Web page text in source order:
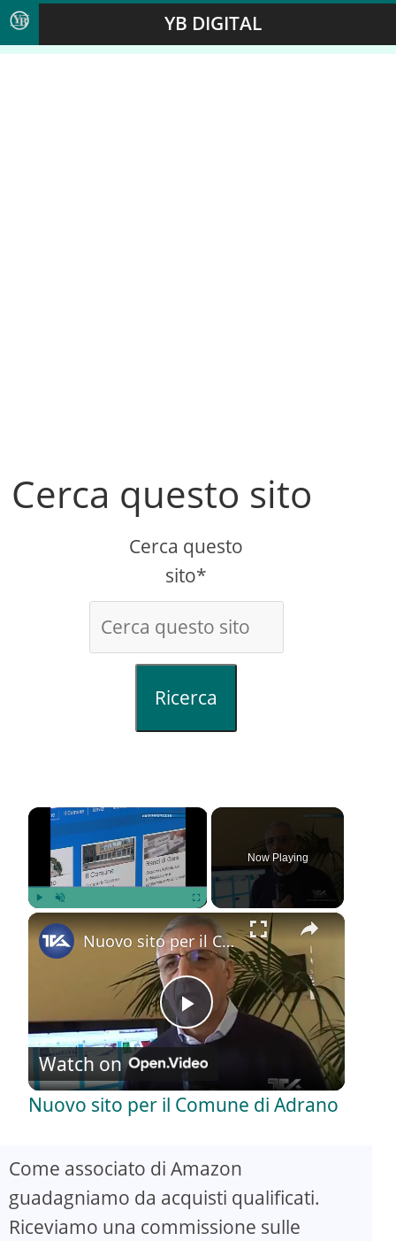
YB DIGITAL
Cerca questo sito
Cerca questo
sito*
Ricerca
×
Now Playing
×
P
l
y
Nuovo sito per il Comune di Adrano
Watch on
Nuovo sito per il Comune di Adrano
Come associato di Amazon
guadagniamo da acquisti qualificati.
Riceviamo una commissione sulle